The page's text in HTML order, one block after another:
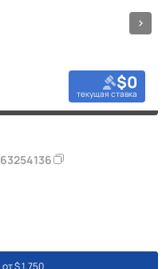
$0
текущая ставка
63254136
от $ 1,750